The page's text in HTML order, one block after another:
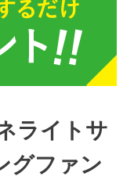
ライトサ
グファン